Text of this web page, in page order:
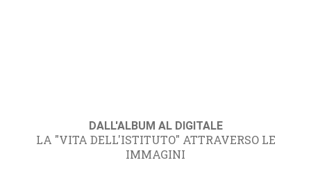
DALL'ALBUM AL DIGITALE
LA "VITA DELL'ISTITUTO" ATTRAVERSO LE
IMMAGINI